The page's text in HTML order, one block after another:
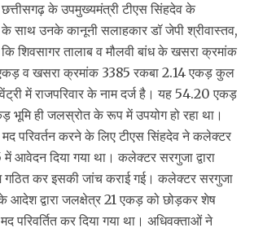
के उपमुख्यमंत्री टीएस सिंहदेव के
साथ उनके कानूनी सलाहकार डॉ जेपी श्रीवास्तव,
कि शिवसागर तालाब व मौलवी बांध के खसरा क्रमांक
व खसरा क्रमांक 3385 रकबा 2.14 एकड़ कुल
में राजपरिवार के नाम दर्ज है। यह 54.20 एकड़
भूमि ही जलस्रोत के रूप में उपयोग हो रहा था।
परिवर्तन करने के लिए टीएस सिंहदेव ने कलेक्टर
आवेदन दिया गया था। कलेक्टर सरगुजा द्वारा
गठित कर इसकी जांच कराई गई। कलेक्टर सरगुजा
आदेश द्वारा जलक्षेत्र 21 एकड़ को छोड़कर शेष
परिवर्तित कर दिया गया था। अधिवक्ताओं ने